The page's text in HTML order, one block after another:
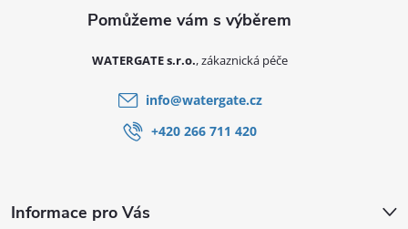
Informace pro Vás
WATERGATE s.r.o.
info@watergate.cz
+420 266 711 420